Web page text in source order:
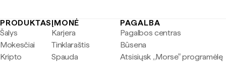
PRODUKTAS
Šalys
Mokesčiai
Kripto
ĮMONĖ
Karjera
Tinklaraštis
Spauda
PAGALBA
Pagalbos centras
Būsena
Atsisiųsk „Morse" programėlę